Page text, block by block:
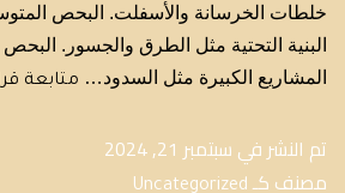
خلطات الخرسانة والأسفلت. البحص
البنية التحتية مثل الطرق والجسور.
المشاريع الكبيرة مثل السدود… متابعة
تم النشر في سبتمبر 21, 2024
مصنف كـ Uncategorized